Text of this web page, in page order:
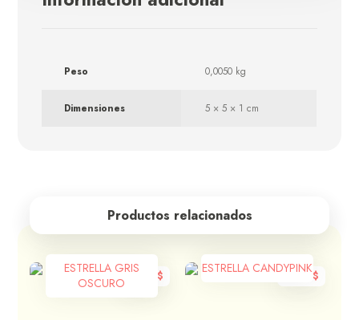
Peso 0,0050 kg
Dimensiones 5 × 5 × 1 cm
Productos relacionados
ESTRELLA GRIS
OSCURO 1.210 $ ESTRELLA CANDYPINK
1.210$